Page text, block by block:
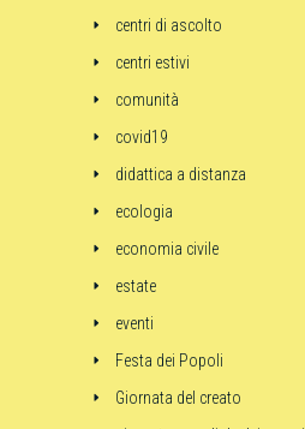
centri di ascolto
centri estivi
comunità
covid19
didattica a distanza
ecologia
economia civile
estate
eventi
Festa dei Popoli
Giornata del creato